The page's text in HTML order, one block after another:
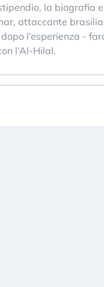
la biografia
attaccante
l’esperienza -
l’Al-Hilal.